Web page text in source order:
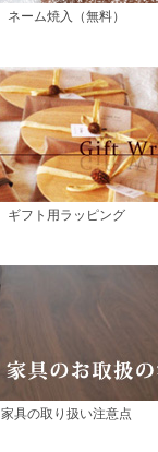
ネーム焼入（無料）
ギフト用ラッピング
家具の取り扱い注意点